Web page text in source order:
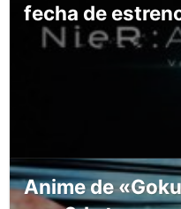
fecha de
Anime de